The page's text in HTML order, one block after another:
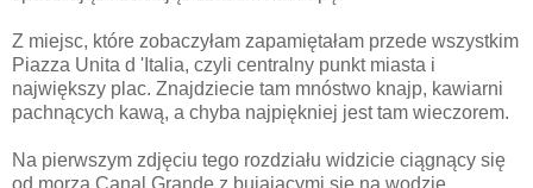
Z miejsc, które zobaczyłam zapamiętałam przede wszystkim
Piazza Unita d 'Italia, czyli centralny punkt miasta i
największy plac. Znajdziecie tam mnóstwo knajp, kawiarni
pachnących kawą, a chyba najpiękniej jest tam wieczorem.
Na pierwszym zdjęciu tego rozdziału widzicie ciągnący się
od morza Canal Grande z bujającymi się na wodzie